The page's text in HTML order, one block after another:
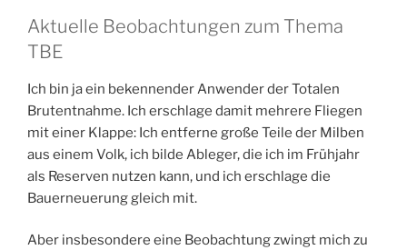
Aktuelle Beobachtungen zum Thema
TBE
Ich bin ja ein bekennender Anwender der Totalen
Brutentnahme. Ich erschlage damit mehrere Fliegen
mit einer Klappe: Ich entferne große Teile der Milben
aus einem Volk, ich bilde Ableger, die ich im Frühjahr
als Reserven nutzen kann, und ich erschlage die
Bauerneuerung gleich mit.
Aber insbesondere eine Beobachtung zwingt mich zu